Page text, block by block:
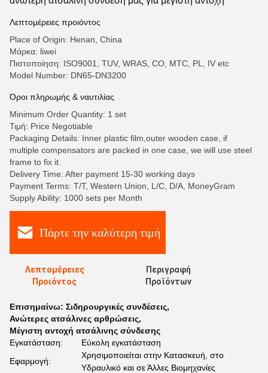
Λεπτομέρειες προιόντος
Place of Origin: Henan, China
Μάρκα: liwei
Πιστοποίηση: ISO9001, TUV, WRAS, CO, MTC, PL, IV etc
Model Number: DN65-DN3200
Όροι πληρωμής & ναυτιλίας
Minimum Order Quantity: 1 set
Τιμή: Price Negotiable
Packaging Details: Inner plastic film,outer wooden case, if
multiple compensators are packed in one case, we will use steel
frame to fix it.
Delivery Time: After payment 15-30 working days
Payment Terms: T/T, Western Union, L/C, D/A, MoneyGram
Supply Ability: 1000 sets per Month
Πάρτε την καλύτερη τιμή
Λεπτομέρειες
Προιόντος
Περιγραφή
Προϊόντων
Επισημαίνω: Σιδηρουργικές συνδέσεις,
Ανώτερες ατσάλινες αρθρώσεις,
Μέγιστη αντοχή ατσάλινης σύνδεσης
Εγκατάσταση:
Εύκολη εγκατάσταση
Εφαρμογή:
Χρησιμοποιείται στην Κατασκευή, στο
Υδραυλικό και σε Άλλες Βιομηχανίες